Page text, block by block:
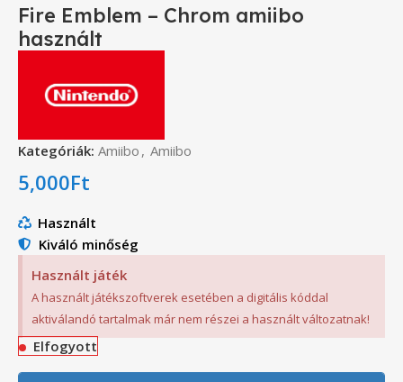
Fire Emblem – Chrom amiibo
használt
Kategóriák: Amiibo , Amiibo
5,000Ft
Használt
Kiváló minőség
Használt játék
A használt játékszoftverek esetében a digitális kóddal
aktiválandó tartalmak már nem részei a használt változatnak!
Elfogyott